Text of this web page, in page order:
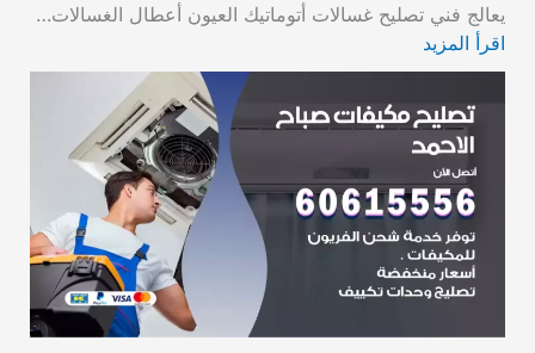
يعالج فني تصليح غسالات أتوماتيك العيون أعطال الغسالات…
اقرأ المزيد